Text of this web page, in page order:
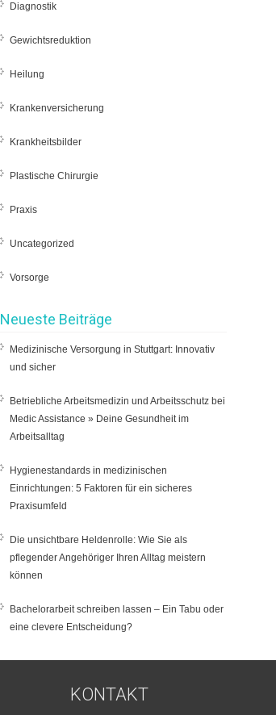
Diagnostik
Gewichtsreduktion
Heilung
Krankenversicherung
Krankheitsbilder
Plastische Chirurgie
Praxis
Uncategorized
Vorsorge
Neueste Beiträge
Medizinische Versorgung in Stuttgart: Innovativ
und sicher
Betriebliche Arbeitsmedizin und Arbeitsschutz bei
Medic Assistance » Deine Gesundheit im
Arbeitsalltag
Hygienestandards in medizinischen
Einrichtungen: 5 Faktoren für ein sicheres
Praxisumfeld
Die unsichtbare Heldenrolle: Wie Sie als
pflegender Angehöriger Ihren Alltag meistern
können
Bachelorarbeit schreiben lassen – Ein Tabu oder
eine clevere Entscheidung?
KONTAKT